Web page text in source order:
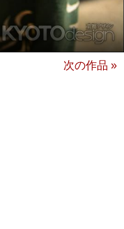
次の作品 »